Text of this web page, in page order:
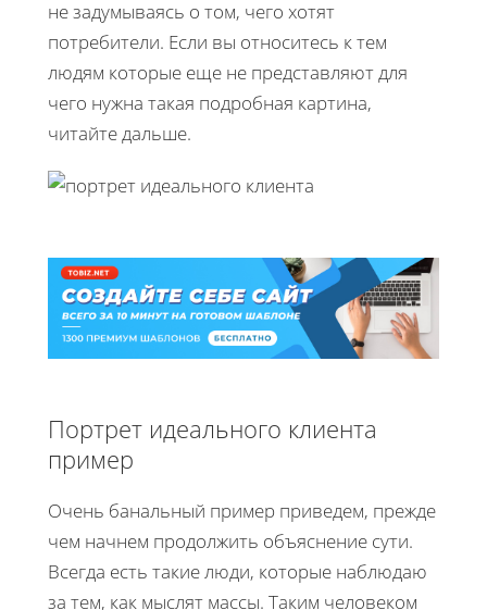
не задумываясь о том, чего хотят
потребители. Если вы относитесь к тем
людям которые еще не представляют для
чего нужна такая подробная картина,
читайте дальше.
Портрет идеального клиента
пример
Очень банальный пример приведем, прежде
чем начнем продолжить объяснение сути.
Всегда есть такие люди, которые наблюдаю
за тем, как мыслят массы. Таким человеком